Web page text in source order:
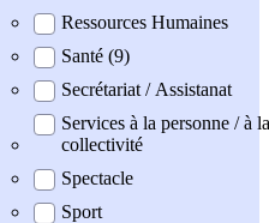
Ressources Humaines
Santé (9)
Secrétariat / Assistanat
Services à la personne / à la
collectivité
Spectacle
Sport